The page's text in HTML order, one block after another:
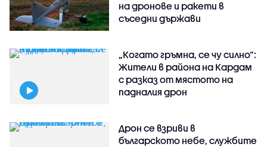
на дронове и ракети в
съседни държави
„Когато гръмна, се чу силно“:
Жители в района на Кардам
с разказ от мястото на
падналия дрон
Дрон се взриви в
българското небе, службите